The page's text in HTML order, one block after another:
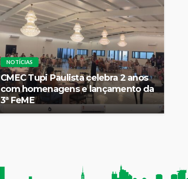
NOTÍCIAS
CMEC Tupi Paulista celebra 2 anos
com homenagens e lançamento da
3ª FeME